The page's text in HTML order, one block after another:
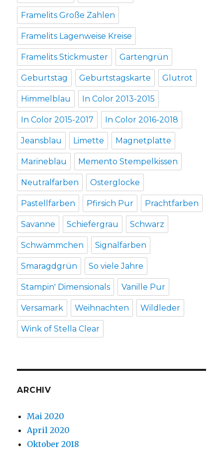
Framelits Große Zahlen
Framelits Lagenweise Kreise
Framelits Stickmuster Gartengrün
Geburtstag Geburtstagskarte Glutrot
Himmelblau In Color 2013-2015
In Color 2015-2017 In Color 2016-2018
Jeansblau Limette Magnetplatte
Marineblau Memento Stempelkissen
Neutralfarben Osterglocke
Pastellfarben Pfirsich Pur Prachtfarben
Savanne Schiefergrau Schwarz
Schwämmchen Signalfarben
Smaragdgrün So viele Jahre
Stampin' Dimensionals Vanille Pur
Versamark Weihnachten Wildleder
Wink of Stella Clear
ARCHIV
Mai 2020
April 2020
Oktober 2018